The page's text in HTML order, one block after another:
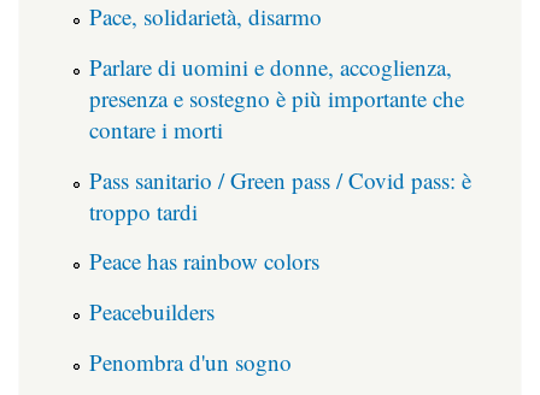
Pace, solidarietà, disarmo
Parlare di uomini e donne, accoglienza,
presenza e sostegno è più importante che
contare i morti
Pass sanitario / Green pass / Covid pass: è
troppo tardi
Peace has rainbow colors
Peacebuilders
Penombra d'un sogno